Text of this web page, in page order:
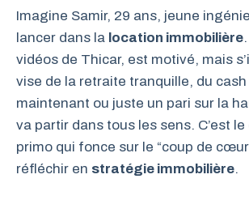
Imagine Samir, 29 ans, jeune
lancer dans la location immobilière
vidéos de Thicar, est motivé, mais
vise de la retraite tranquille, du
maintenant ou juste un pari sur la
va partir dans tous les sens. C’est
primo qui fonce sur le “coup de
réfléchir en stratégie immobilière.